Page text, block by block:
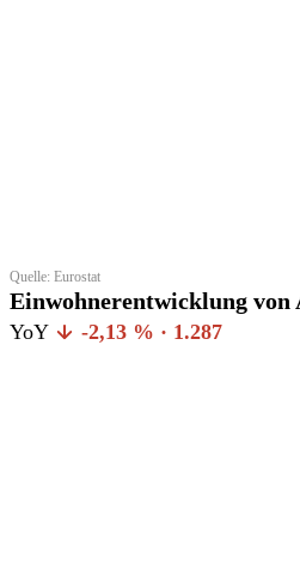
Quelle: Eurostat
Einwohnerentwicklung von
YoY -2,13 % · 1.287